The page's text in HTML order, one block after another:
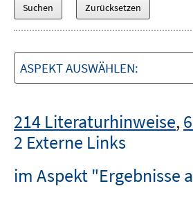
ASPEKT AUSWÄHLEN:
214 Literaturhinweise,
2 Externe Links
im Aspekt "Ergebnisse